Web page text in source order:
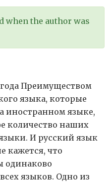
when the author was
года Преимуществом
языка, которые
иностранном языке,
количество наших
И русский язык
кажется, что
одинаково
языков. Одно из